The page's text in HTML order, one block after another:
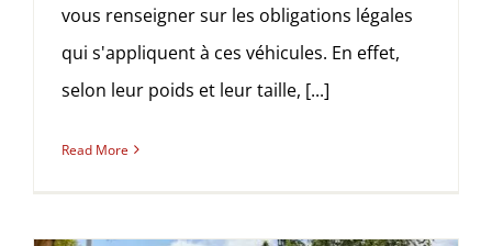
vous renseigner sur les obligations légales
qui s'appliquent à ces véhicules. En effet,
selon leur poids et leur taille, [...]
Read More